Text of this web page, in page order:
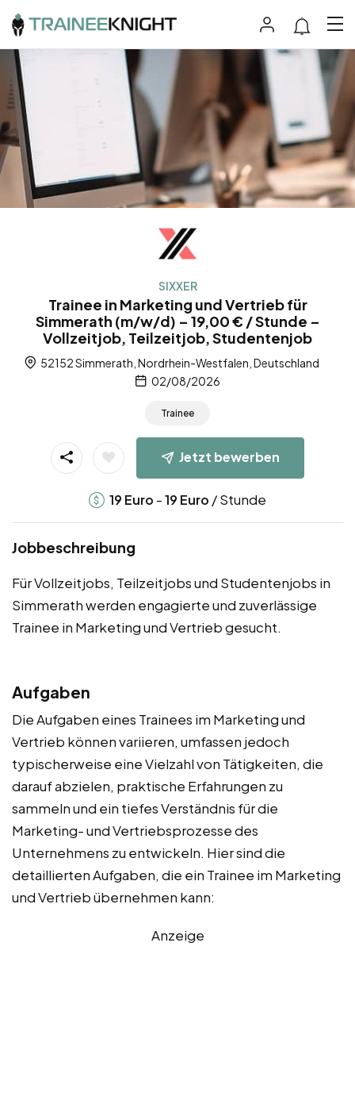
SIXXER
Trainee in Marketing und Vertrieb für
Simmerath (m/w/d) – 19,00 € / Stunde –
Vollzeitjob, Teilzeitjob, Studentenjob
52152 Simmerath, Nordrhein-Westfalen, Deutschland
02/08/2026
Trainee
Jetzt bewerben
19 Euro -19 Euro / Stunde
Jobbeschreibung
Für Vollzeitjobs, Teilzeitjobs und Studentenjobs in
Simmerath werden engagierte und zuverlässige
Trainee in Marketing und Vertrieb gesucht.
Aufgaben
Die Aufgaben eines Trainees im Marketing und
Vertrieb können variieren, umfassen jedoch
typischerweise eine Vielzahl von Tätigkeiten, die
darauf abzielen, praktische Erfahrungen zu
sammeln und ein tiefes Verständnis für die
Marketing- und Vertriebsprozesse des
Unternehmens zu entwickeln. Hier sind die
detaillierten Aufgaben, die ein Trainee im Marketing
und Vertrieb übernehmen kann:
Anzeige